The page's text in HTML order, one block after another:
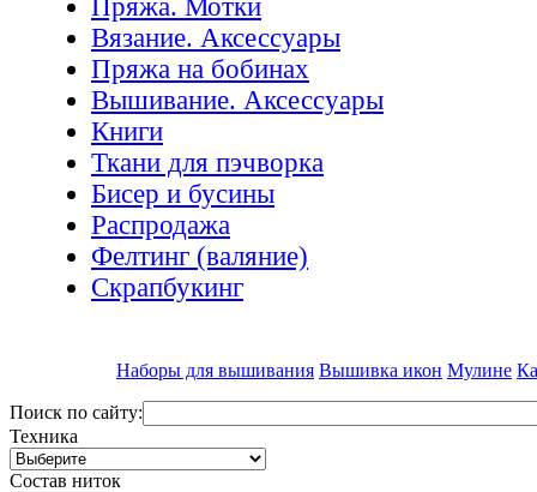
Пряжа. Мотки
Вязание. Аксессуары
Пряжа на бобинах
Вышивание. Аксессуары
Книги
Ткани для пэчворка
Бисер и бусины
Распродажа
Фелтинг (валяние)
Скрапбукинг
Наборы для вышивания Вышивка икон Мулине
Поиск по сайту:
Техника
Состав ниток